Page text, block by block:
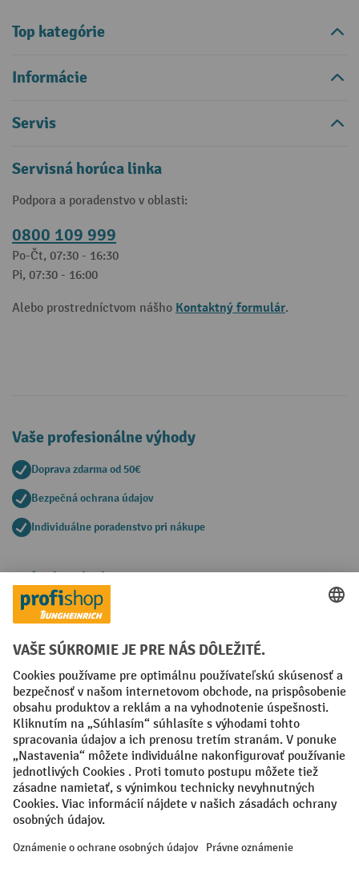
Top kategórie
Informácie
Servis
Servisná horúca linka
Podpora a poradenstvo v oblasti:
0800 109 999
Po-Čt, 07:30 - 16:30
Pi, 07:30 - 16:00
Alebo prostredníctvom nášho Kontaktný formulár.
Vaše profesionálne výhody
Doprava zdarma od 50€
Bezpečná ochrana údajov
Individuálne poradenstvo pri nákupe
Spôsoby platby
Creditcard (Master)Creditcard (Visa)
Faktúra Predplatba
Sociálne siete
Facebook
YouTube
LinkedIn
Nastavenia ochrany osobných údajov
All prices excl. VAT plusshipping costsand possible delivery charges,